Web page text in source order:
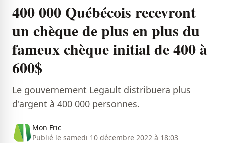
400 000 Québécois recevront
un chèque de plus en plus du
fameux chèque initial de 400 à
600$
Le gouvernement Legault distribuera plus
d'argent à 400 000 personnes.
Mon Fric
Publié le samedi 10 décembre 2022 à 18:03